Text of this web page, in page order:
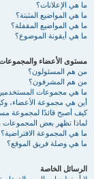
ما هي الإعلانات؟
ما هي المواضيع المثبتة؟
ما هي المواضيع المقفلة؟
ما هي أيقونة الموضوع؟
مستوى الأعضاء
من هم المسئولون؟
من هم المشرفون؟
ما هي مجموعات
أين هي مجموعة الأعضاء،
كيف أصبح قائدًا لمجموعة
لماذا تظهر بعض
ما هي المجموعة الافتراضية؟
ما هي وصلة فريق الموقع؟
الرسائل الخاصة